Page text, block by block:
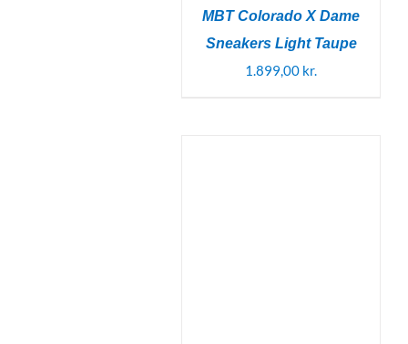
MBT Colorado X Dame
Sneakers Light Taupe
1.899,00 kr.